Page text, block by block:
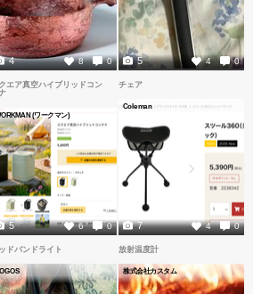
8 0
4 4 0
5
エア真空ハイブリッドコン
(ワークマン)
6 0
5
チェア
Coleman
4 0
7
ドバンドライト 放射温度計
株式会社カスタム